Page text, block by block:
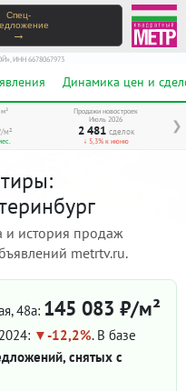
Спец-
→
ИНН 6678067973
Динамика цен и
❯
м²
Продажи новостроек
Июль 2026
2 481 сделок
↓ 5,3% к июню
и история продаж
metrtv.ru.
48а: 145 083 ₽/м²
-12,2%. В базе
снятых с